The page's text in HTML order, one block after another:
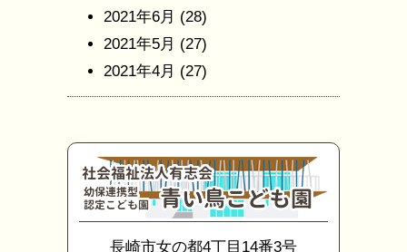
2021年6月 (28)
2021年5月 (27)
2021年4月 (27)
長崎市女の都4丁目14番3号